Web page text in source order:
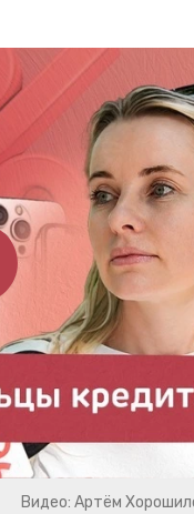
Видео: Артём